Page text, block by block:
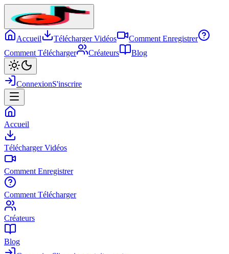
Accueil Télécharger Vidéos
Comment Enregistrer
Comment Télécharger
Créateurs Blog
ConnexionS'inscrire
Accueil
Télécharger Vidéos
Comment Enregistrer
Comment Télécharger
Créateurs
Blog